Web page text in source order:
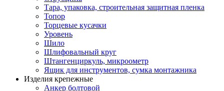
Тара, упаковка, строительная защитная пленка
Топор
Торцевые кусачки
Уровень
Шило
Шлифовальный круг
Штангенциркуль, микроометр
Ящик для инструментов, сумка монтажника
Изделия крепежные
Анкер болтовой